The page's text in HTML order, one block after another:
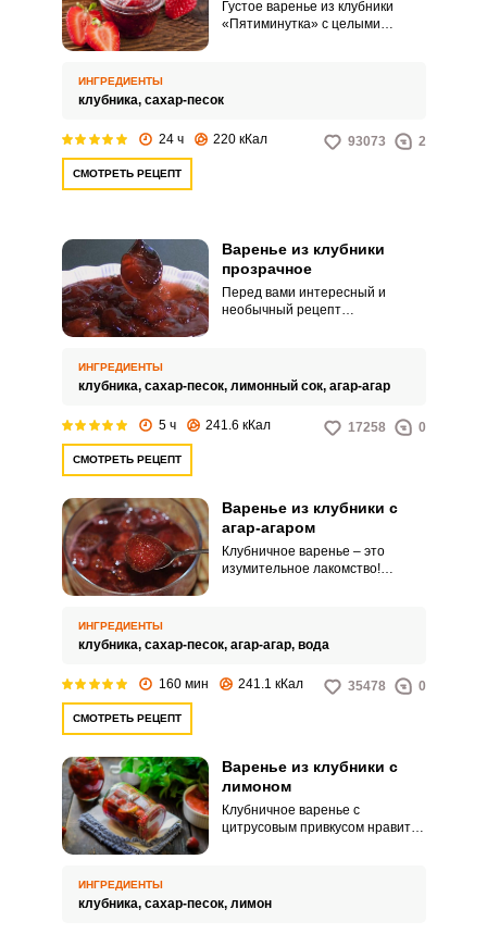
Густое варенье из клубники
«Пятиминутка» с целыми
приготовьте такое варенье,
из клубники «Пятиминутка» с
ИНГРЕДИЕНТЫ
клубника, сахар-песок
24 ч 220 кКал 93073 2
СМОТРЕТЬ РЕЦЕПТ
Варенье из клубники
прозрачное
Перед вами интересный и
необычный рецепт
получилось густым, необходимо
использовать натуральные
ИНГРЕДИЕНТЫ
клубника, сахар-песок, лимонный сок, агар-агар
5 ч 241.6 кКал 17258 0
СМОТРЕТЬ РЕЦЕПТ
Варенье из клубники с
агар-агаром
Клубничное варенье – это
изумительное лакомство!
Вашему вниманию представлен
рецепт варенья из клубники с
ИНГРЕДИЕНТЫ
клубника, сахар-песок, агар-агар, вода
160 мин 241.1 кКал 35478 0
СМОТРЕТЬ РЕЦЕПТ
Варенье из клубники с
лимоном
Клубничное варенье с
цитрусовым привкусом нравится
ИНГРЕДИЕНТЫ
клубника, сахар-песок, лимон